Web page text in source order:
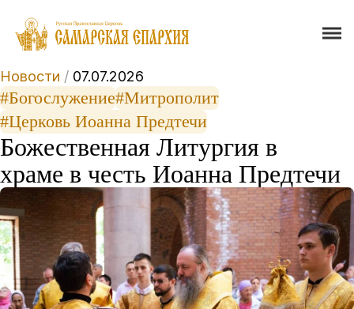
Новости / 07.07.2026
#Богослужение#Митрополит
#Церковь Иоанна Предтечи
Божественная Литургия в
храме в честь Иоанна Предтечи